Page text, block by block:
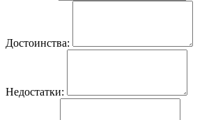
Достоинства:
Недостатки: